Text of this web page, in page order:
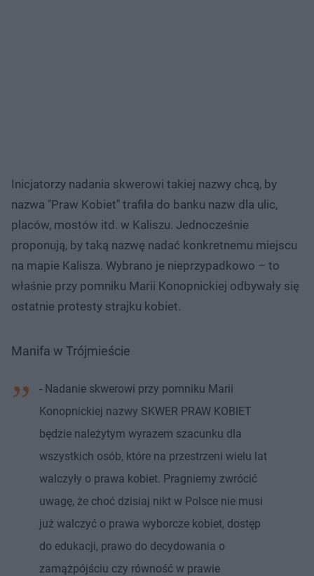
Inicjatorzy nadania skwerowi takiej nazwy chcą, by
nazwa "Praw Kobiet" trafiła do banku nazw dla ulic,
placów, mostów itd. w Kaliszu. Jednocześnie
proponują, by taką nazwę nadać konkretnemu miejscu
na mapie Kalisza. Wybrano je nieprzypadkowo – to
właśnie przy pomniku Marii Konopnickiej odbywały się
ostatnie protesty strajku kobiet.
Manifa w Trójmieście
- Nadanie skwerowi przy pomniku Marii
Konopnickiej nazwy SKWER PRAW KOBIET
będzie należytym wyrazem szacunku dla
wszystkich osób, które na przestrzeni wielu lat
walczyły o prawa kobiet. Pragniemy zwrócić
uwagę, że choć dzisiaj nikt w Polsce nie musi
już walczyć o prawa wyborcze kobiet, dostęp
do edukacji, prawo do decydowania o
zamążpójściu czy równość w prawie